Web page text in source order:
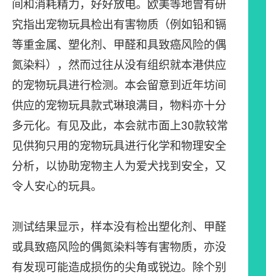
间和消耗精力，好好放电。欧美等地曾有研
究指出宠物玩具检出有害物质（例如铅和镉
等重金属、塑化剂、甲醛和具致癌风险的偶
氮染料），然而过往从没有组织就本港供应
的宠物玩具进行检测。本会留意到近年坊间
供应的宠物玩具款式琳琅满目，物料亦十分
多元化。有见及此，本会就市面上30款较常
见供狗只用的宠物玩具进行化学和物理安全
分析，以协助宠物主人为爱犬找到安全，又
令人安心的玩具。
测试结果显示，样本没有检出塑化剂、甲醛
或具致癌风险的偶氮染料等有害物质，亦没
有发现可能造成损伤的尖角或锐边。除个别